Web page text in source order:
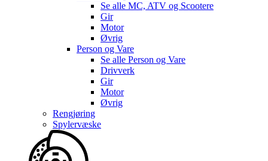
Se alle MC, ATV og Scootere
Gir
Motor
Øvrig
Person og Vare
Se alle Person og Vare
Drivverk
Gir
Motor
Øvrig
Rengjøring
Spylervæske